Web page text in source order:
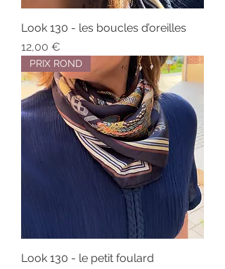
Look 130 - les boucles d’oreilles
Prix
12,00 €
PRIX ROND
Look 130 - le petit foulard